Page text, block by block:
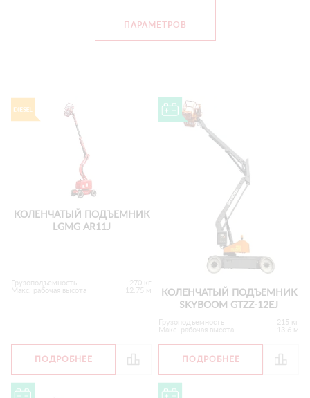
ПАРАМЕТРОВ
КОЛЕНЧАТЫЙ ПОДЪЕМНИК
LGMG AR11J
Грузоподъемность
270 кг
Макс. рабочая высота
12.75 м
ПОДРОБНЕЕ
КОЛЕНЧАТЫЙ ПОДЪЕМНИК
SKYBOOM GTZZ-12EJ
Грузоподъемность
215 кг
Макс. рабочая высота
13.6 м
ПОДРОБНЕЕ